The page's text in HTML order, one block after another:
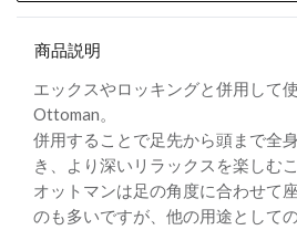
商品説明
エックスやロッキングと併用して
Ottoman。
併用することで足先から頭まで全
き、より深いリラックスを楽しむ
オットマンは足の角度に合わせて
のも多いですが、他の用途として